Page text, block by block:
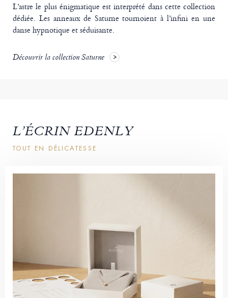
L’astre le plus énigmatique est interprété dans cette collection
dédiée. Les anneaux de Saturne tournoient à l’infini en une
danse hypnotique et séduisante.
Découvrir la collection Saturne
L’ÉCRIN EDENLY
TOUT EN DÉLICATESSE